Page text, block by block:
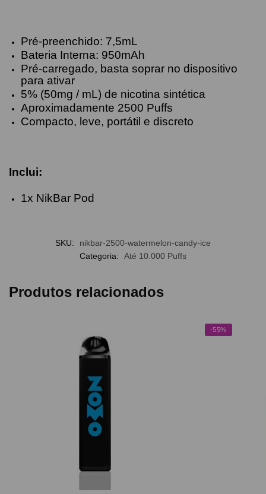
Pré-preenchido: 7,5mL
Bateria Interna: 950mAh
Pré-carregado, basta soprar no dispositivo
para ativar
5% (50mg / mL) de nicotina sintética
Aproximadamente 2500 Puffs
Compacto, leve, portátil e discreto
Inclui:
1x NikBar Pod
SKU:
nikbar-2500-watermelon-candy-ice
Categoria:
Até 10.000 Puffs
Produtos relacionados
-55%